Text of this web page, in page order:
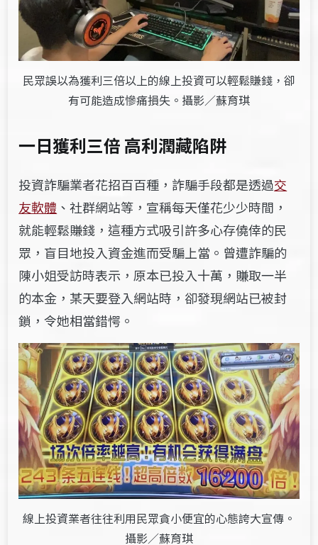
民眾誤以為獲利三倍以上的線上投資可以輕鬆賺錢，卻
有可能造成慘痛損失。攝影／蘇育琪
一日獲利三倍 高利潤藏陷阱
投資詐騙業者花招百百種，詐騙手段都是透過交
友軟體 、社群網站等，宣稱每天僅花少少時間，
就能輕鬆賺錢，這種方式吸引許多心存僥倖的民
眾，盲目地投入資金進而受騙上當。曾遭詐騙的
陳小姐受訪時表示，原本已投入十萬，賺取一半
的本金，某天要登入網站時，卻發現網站已被封
鎖，令她相當錯愕。
線上投資業者往往利用民眾貪小便宜的心態誇大宣傳。
攝影／蘇育琪